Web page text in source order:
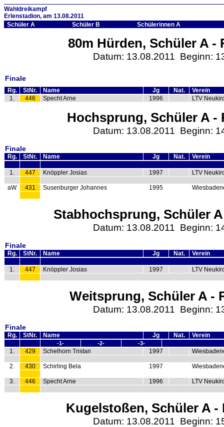
Wahldreikampf
Erlenstadion, am 13.08.2011
Schüler A
Schüler B Schülerinnen A
80m Hürden, Schüler A -
Datum: 13.08.2011 Beginn:
Finale
Rg. StNr. Name Jg Nat.
Verein
1.
446 Specht Arne 1996 LTV
Hochsprung, Schüler A -
Datum: 13.08.2011 Beginn:
Finale
Rg. StNr. Name Jg Nat. Verein
1. 447 Knöppler Josias 1997 LTV
aW 431 Susenburger Johannes 1995
Stabhochsprung, Schüler
Datum: 13.08.2011 Beginn:
Finale
Rg. StNr. Name Jg Nat. Verein
1. 447 Knöppler Josias 1997 LTV
Weitsprung, Schüler A -
Datum: 13.08.2011 Beginn:
Finale
Rg. StNr. Name Jg Nat. Verein
-1- -2- -3-
1. 429 Schelhorn Tristan 1997
2. 430 Schirling Bela 1997
3. 446 Specht Arne 1996 LTV
Kugelstoßen, Schüler A -
Datum: 13.08.2011 Beginn: